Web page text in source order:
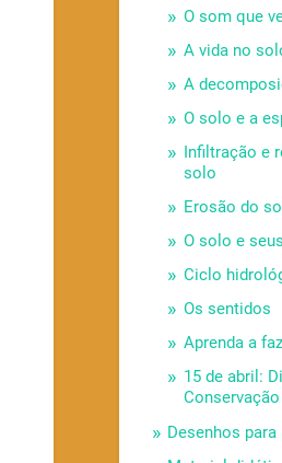
O som que
A vida no
A
O solo e a
Infiltração e
solo
Erosão do
O solo e
Ciclo
Os sentidos
Aprenda a
15 de abril:
Desenhos